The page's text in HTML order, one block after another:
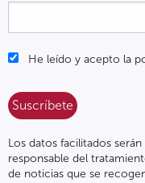
He leído y acepto la
Los datos facilitados
responsable del
de noticias que se